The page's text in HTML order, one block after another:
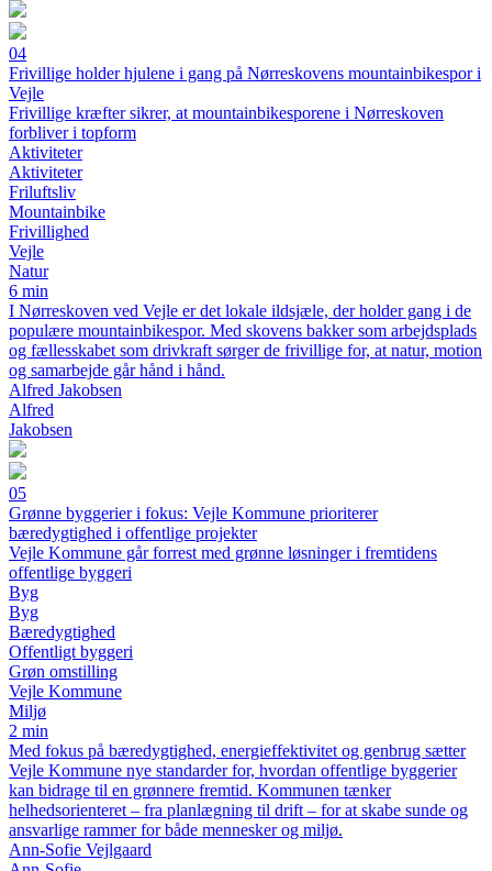
04
Frivillige holder hjulene i gang på Nørreskovens mountainbikespor i
Vejle
Frivillige kræfter sikrer, at mountainbikesporene i Nørreskoven
forbliver i topform
Aktiviteter
Aktiviteter
Friluftsliv
Mountainbike
Frivillighed
Vejle
Natur
6 min
I Nørreskoven ved Vejle er det lokale ildsjæle, der holder gang i de
populære mountainbikespor. Med skovens bakker som arbejdsplads
og fællesskabet som drivkraft sørger de frivillige for, at natur, motion
og samarbejde går hånd i hånd.
Alfred Jakobsen
Alfred
Jakobsen
05
Grønne byggerier i fokus: Vejle Kommune prioriterer
bæredygtighed i offentlige projekter
Vejle Kommune går forrest med grønne løsninger i fremtidens
offentlige byggeri
Byg
Byg
Bæredygtighed
Offentligt byggeri
Grøn omstilling
Vejle Kommune
Miljø
2 min
Med fokus på bæredygtighed, energieffektivitet og genbrug sætter
Vejle Kommune nye standarder for, hvordan offentlige byggerier
kan bidrage til en grønnere fremtid. Kommunen tænker
helhedsorienteret – fra planlægning til drift – for at skabe sunde og
ansvarlige rammer for både mennesker og miljø.
Ann-Sofie Vejlgaard